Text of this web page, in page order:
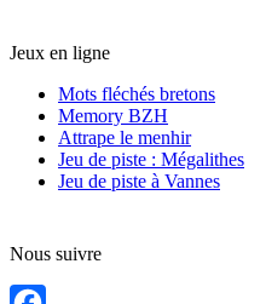
Jeux en ligne
Mots fléchés bretons
Memory BZH
Attrape le menhir
Jeu de piste : Mégalithes
Jeu de piste à Vannes
Nous suivre